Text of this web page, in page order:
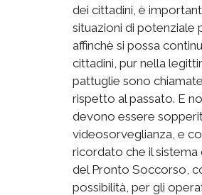
dei cittadini, è
situazioni di potenziale
affinchè si possa
cittadini, pur nella
pattuglie sono
rispetto al passato. E
devono essere
videosorveglianza, e
ricordato che il
del Pronto Soccorso,
possibilità, per gli